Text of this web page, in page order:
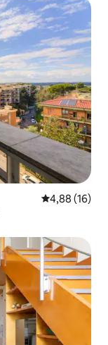
Priemerné
4,88 (16)